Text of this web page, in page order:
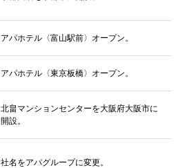
アパホテル〈富山駅前〉オープン。
アパホテル〈東京板橋〉オープン。
北畠マンションセンターを大阪府大阪市に
開設。
社名をアパグループに変更。